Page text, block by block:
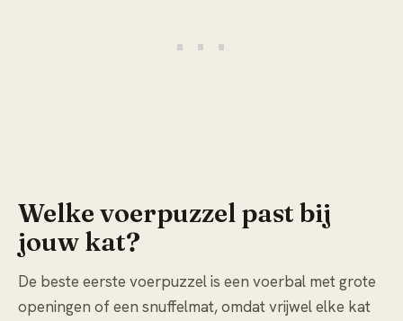
Welke voerpuzzel past bij
jouw kat?
De beste eerste voerpuzzel is een voerbal met grote
openingen of een snuffelmat, omdat vrijwel elke kat